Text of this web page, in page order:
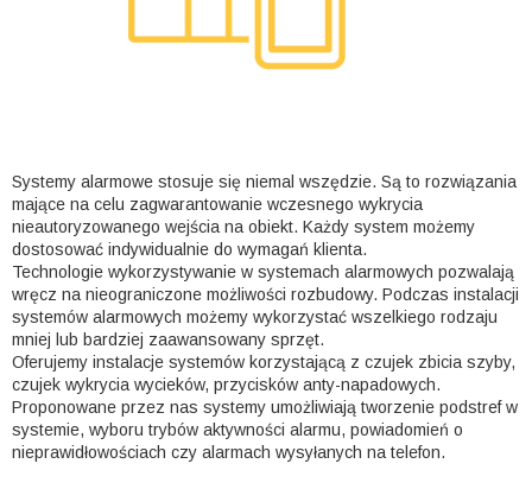
Systemy alarmowe stosuje się niemal wszędzie. Są to rozwiązania
mające na celu zagwarantowanie wczesnego wykrycia
nieautoryzowanego wejścia na obiekt. Każdy system możemy
dostosować indywidualnie do wymagań klienta.
Technologie wykorzystywanie w systemach alarmowych pozwalają
wręcz na nieograniczone możliwości rozbudowy. Podczas instalacji
systemów alarmowych możemy wykorzystać wszelkiego rodzaju
mniej lub bardziej zaawansowany sprzęt.
Oferujemy instalacje systemów korzystającą z czujek zbicia szyby,
czujek wykrycia wycieków, przycisków anty-napadowych.
Proponowane przez nas systemy umożliwiają tworzenie podstref w
systemie, wyboru trybów aktywności alarmu, powiadomień o
nieprawidłowościach czy alarmach wysyłanych na telefon.